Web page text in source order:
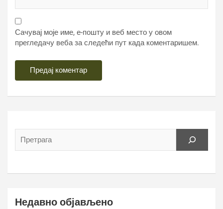
Сачувај моје име, е-пошту и веб место у овом
прегледачу веба за следећи пут када коментаришем.
Недавно објављено